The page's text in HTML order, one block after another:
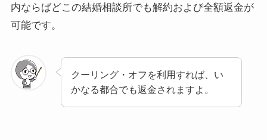
内ならばどこの結婚相談所でも解約および全額返金が
可能です。
クーリング・オフを利用すれば、い
かなる都合でも返金されますよ。